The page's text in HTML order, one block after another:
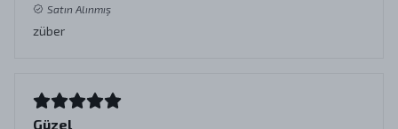
Satın Alınmış
züber
Güzel